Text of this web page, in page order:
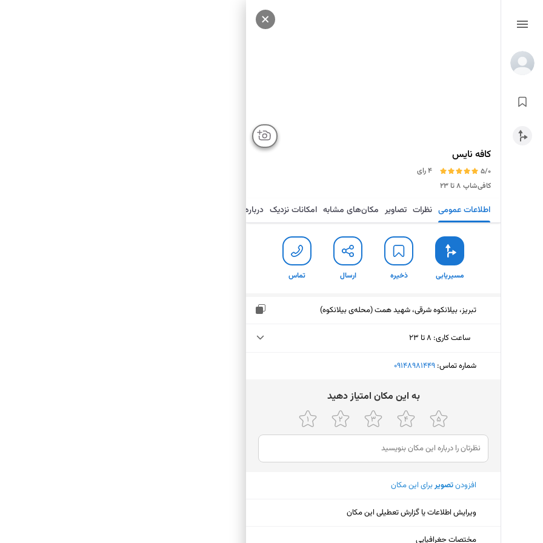
کافه نایس
5/0
4 رای
کافی‌شاپ ۸ تا ۲۳
اطلاعات عمومی نظرات تصاویر مکان‌های مشابه امکانات نزدیک درباره
مسیریابی ذخیره ارسال تماس
تبریز، بیلانکوه شرقی، شهید همت (محله‌ی بیلانکوه)
ساعت کاری: ۸ تا ۲۳
دوشنبه (امروز)
پنجشنبه
۸ تا ۲۳
جمعه
۸ تا ۲۳
شنبه
یکشنبه
شماره تماس: ‎09148981449
ﺑﻪ اﯾﻦ ﻣﮑﺎن اﻣﺘﯿﺎز دﻫﯿﺪ
افزودنتصویربرای این مکان
ویرایش اطلاعات یا گزارش تعطیلی این مکان
مختصات جغرافیایی